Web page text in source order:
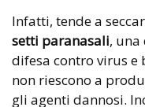
Infatti, tende a
setti paranasali,
difesa contro virus
non riescono a
gli agenti dannosi.